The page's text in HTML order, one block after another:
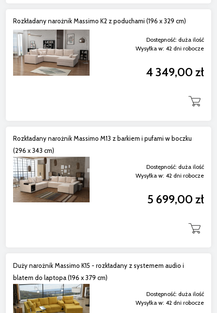
Rozkładany narożnik Massimo K2 z poduchami (196 x 329 cm)
Dostępność: duża ilość
Wysyłka w: 42 dni robocze
4 349,00 zł
Rozkładany narożnik Massimo M13 z barkiem i pufami w boczku
(296 x 343 cm)
Dostępność: duża ilość
Wysyłka w: 42 dni robocze
5 699,00 zł
Duży narożnik Massimo K15 - rozkładany z systemem audio i
blatem do laptopa (196 x 379 cm)
Dostępność: duża ilość
Wysyłka w: 42 dni robocze